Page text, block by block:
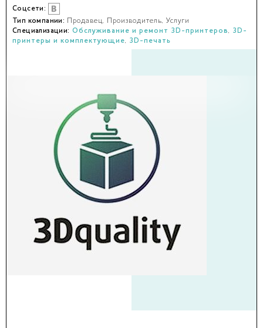
Соцсети:
Тип компании:
Продавец, Производитель, Услуги
Специализации: Обслуживание и ремонт 3D-принтеров, 3D-
принтеры и комплектующие, 3D-печать